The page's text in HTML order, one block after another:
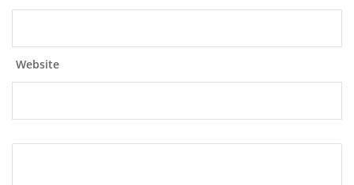
Website